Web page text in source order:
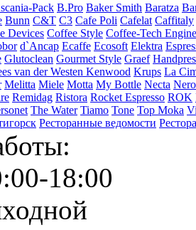
Pack B.Pro Baker Smith Baratza
Bunn C&T C3 Cafe Poli Cafelat Caffitaly
Devices Coffee Style Coffee-Tech
d`Ancap Ecaffe Ecosoft Elektra
Glutoclean Gourmet Style Graef
van der Westen Kenwood Krups La
Melitta Miele Motta My Bottle Necta
Remidag Ristora Rocket Espresso ROK
The Water Tiamo Tone Top Moka
Ресторанные ведомости
18:00